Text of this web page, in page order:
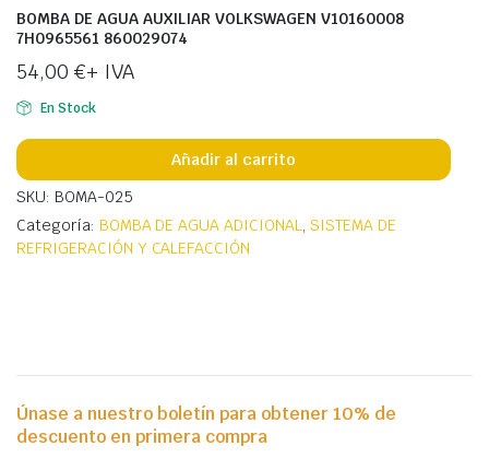
BOMBA DE AGUA AUXILIAR VOLKSWAGEN V10160008
7H0965561 860029074
54,00 €+ IVA
En Stock
Añadir al carrito
SKU: BOMA-025
Categoría: BOMBA DE AGUA ADICIONAL, SISTEMA DE
REFRIGERACIÓN Y CALEFACCIÓN
Únase a nuestro boletín para obtener 10% de
descuento en primera compra